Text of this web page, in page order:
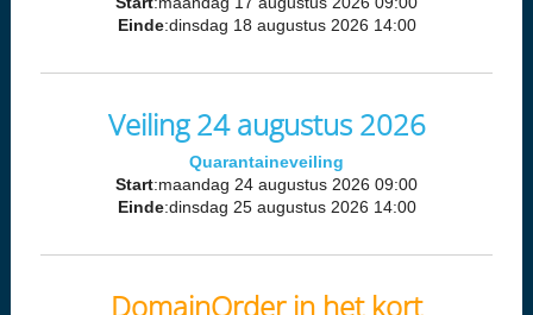
Einde:dinsdag 18 augustus 2026 14:00
Veiling 24 augustus 2026
Quarantaineveiling
Start:maandag 24 augustus 2026 09:00
Einde:dinsdag 25 augustus 2026 14:00
DomainOrder in het kort